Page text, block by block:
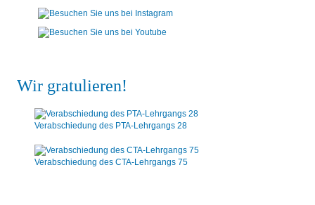
Wir gratulieren!
Verabschiedung des PTA-Lehrgangs 28
Verabschiedung des CTA-Lehrgangs 75